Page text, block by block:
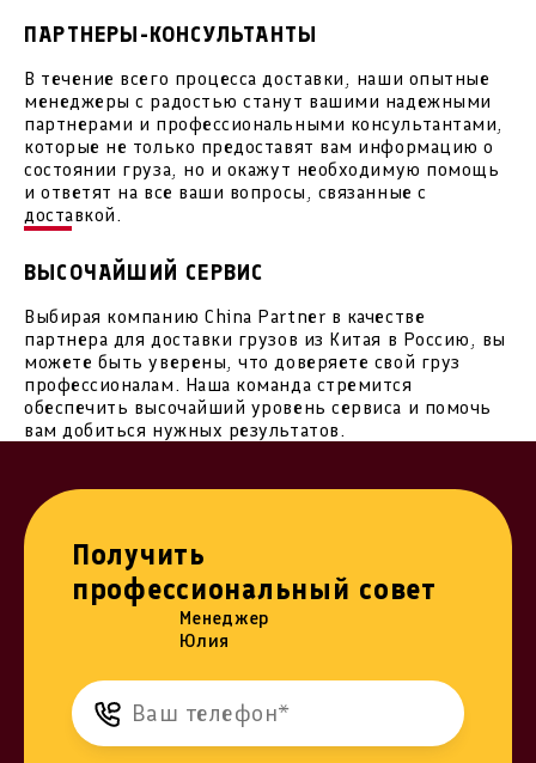
ПАРТНЕРЫ-КОНСУЛЬТАНТЫ
В течение всего процесса доставки, наши опытные
менеджеры с радостью станут вашими надежными
партнерами и профессиональными консультантами,
которые не только предоставят вам информацию о
состоянии груза, но и окажут необходимую помощь
и ответят на все ваши вопросы, связанные с
доставкой.
ВЫСОЧАЙШИЙ СЕРВИС
Выбирая компанию China Partner в качестве
партнера для доставки грузов из Китая в Россию, вы
можете быть уверены, что доверяете свой груз
профессионалам. Наша команда стремится
обеспечить высочайший уровень сервиса и помочь
вам добиться нужных результатов.
Получить
профессиональный совет
Менеджер
Юлия